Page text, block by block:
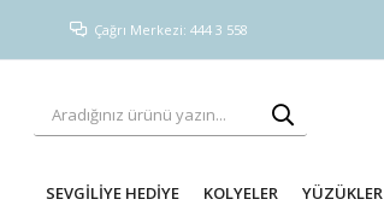
Çağrı Merkezi: 444 3 558
SEVGİLİYE HEDİYE KOLYELER YÜZÜKLER